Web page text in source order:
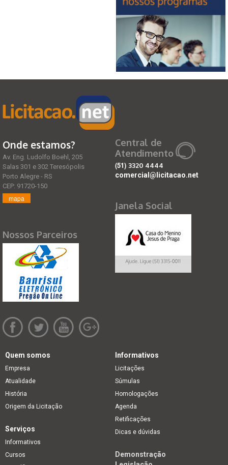
Onde estamos?
Av. Eng. Ludolfo Boehl, 205
Salas 301 e 302 Teresópolis
Porto Alegre - RS
CEP: 91720-150
mapa
Nossos Parceiros
Central de
Atendimento
(51) 3320 4444
comercial@licitacao.net
Janela Social
Quem somos
Empresa
Atualidade
História
Origem da Licitação
Informativos
Licitações
Súmulas
Homologações
Agenda
Retificações
Dicas e dúvidas
Serviços
Informativos
Cursos
Demonstração